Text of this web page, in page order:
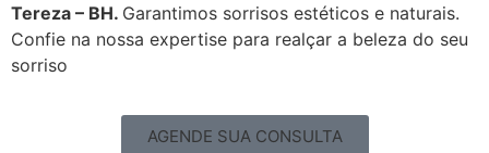
Tereza – BH. Garantimos sorrisos estéticos e naturais.
Confie na nossa expertise para realçar a beleza do seu
sorriso
AGENDE SUA CONSULTA